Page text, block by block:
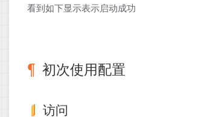
看到如下显示表示启动成功
初次使用配置
访问